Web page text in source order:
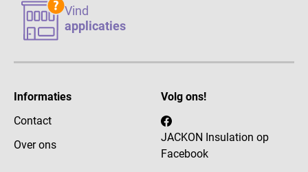
Vind
applicaties
Informaties
Contact
Over ons
Volg ons!
JACKON Insulation op
Facebook